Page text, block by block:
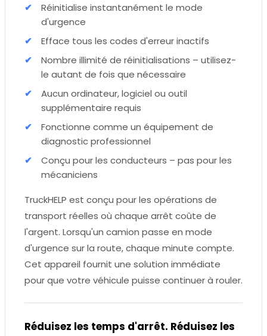
Réinitialise instantanément le mode
d'urgence
Efface tous les codes d'erreur inactifs
Nombre illimité de réinitialisations – utilisez-
le autant de fois que nécessaire
Aucun ordinateur, logiciel ou outil
supplémentaire requis
Fonctionne comme un équipement de
diagnostic professionnel
Conçu pour les conducteurs – pas pour les
mécaniciens
TruckHELP est conçu pour les opérations de
transport réelles où chaque arrêt coûte de
l'argent. Lorsqu'un camion passe en mode
d'urgence sur la route, chaque minute compte.
Cet appareil fournit une solution immédiate
pour que votre véhicule puisse continuer à rouler.
Réduisez les temps d'arrêt. Réduisez les